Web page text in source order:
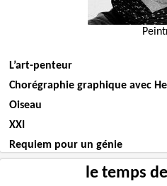
L’art-penteur
Chorégraphie graphique avec
Oiseau
XXI
Requiem pour un génie
le temps